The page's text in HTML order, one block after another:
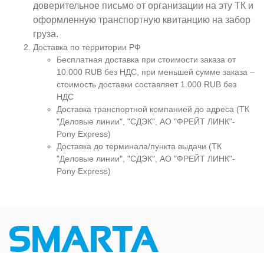
доверительное письмо от организации на эту ТК и
оформленную транспортную квитанцию на забор
груза.
Доставка по территории РФ
Бесплатная доставка при стоимости заказа от
10.000 RUB без НДС, при меньшей сумме заказа –
стоимость доставки составляет 1.000 RUB без
НДС
Доставка транспортной компанией до адреса (ТК
"Деловые линии", "СДЭК", АО "ФРЕЙТ ЛИНК"-
Pony Express)
Доставка до терминала/пункта выдачи (ТК
"Деловые линии", "СДЭК", АО "ФРЕЙТ ЛИНК"-
Pony Express)